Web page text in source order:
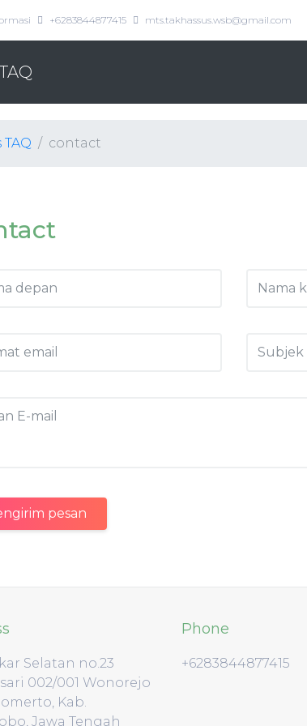
+6283844877415 mts.takhassus.wsb@gmail.com
TAQ contact
pesan
Selatan no.23
002/001 Wonorejo
Kab.
Jawa Tengah
Phone
+6283844877415